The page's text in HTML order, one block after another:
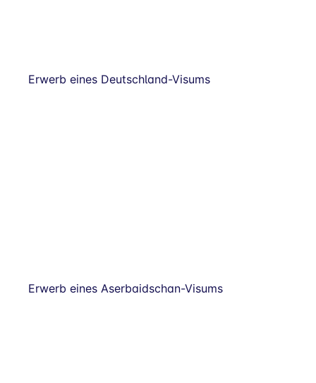
Erwerb eines Deutschland-Visums
Erwerb eines Aserbaidschan-Visums